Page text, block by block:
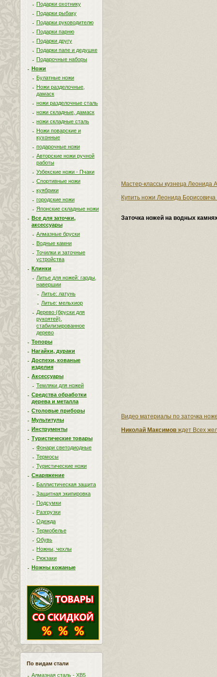
Подарки охотнику
Подарки рыбаку
Подарки руководителю
Подарки парню
Подарки другу
Подарки папе и дедушке
Подарочные наборы
Ножи
Булатные ножи
Ножи разделочные,
дамаск
ножи разделочные сталь
ножи складные, дамаск
ножи складные сталь
Ножи поварские и
кухонные
подарочные ножи
Авторские ножи ручной
работы
Узбекские ножи - Пчаки
Спортивные ножи
куябрики
городские ножи
Японские складные ножи
Все для заточки,
аксессуары
Алмазные бруски
Водные камни
Точилки и заточные
устройства
Клинки
Литье для ножей: гарды,
навершии
Литье: латунь
Литье: мельхиор
Дерево (бруски для
рукоятей),
стабилизированное
дерево
Топоры
Нагайки, дураки
Доспехи, кованые
изделия
Аксессуары
Темляки для ножей
Средства обработки
дерева и металла
Столовые приборы
Мультитулы
Инструменты
Туристические товары
Фонари светодиодные
Термосы
Туристические ножи
Снаряжение
Баллистическая защита
Защитная экипировка
Подсумки
Разгрузки
Одежда
Термобелье
Обувь
Ножны, чехлы
Рюкзаки
Ножны кожаные
По видам стали
Алмазная сталь - ХВ5
Мастер-классы кузнеца Леонида
Купить ножи Леонида Борисовича
Заточка ножей на водных
Видео материалы по заточка
Николай Максимов ждет Всех